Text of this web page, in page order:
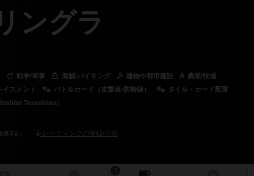
ングラ
戦争/軍事 海賊/バイキング 建物や都市建設
農業/牧場
イスメント バトルカード（攻撃値-防御値）
タイル・カード配置
Terashima）
レーティングの登録/分布